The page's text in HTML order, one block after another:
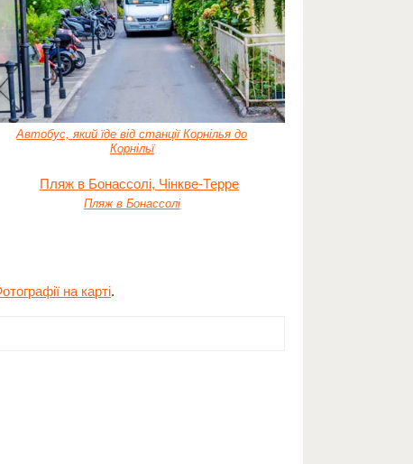
Автобус, який їде від станції Корнілья до
Корнільї
Пляж в Бонассолі
на карті.